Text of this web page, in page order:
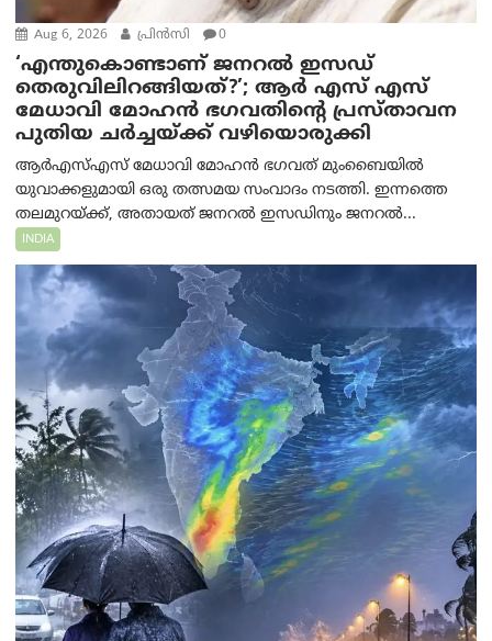
Aug 6, 2026 പ്രിന്‍സി 0
‘എന്തുകൊണ്ടാണ് ജനറൽ ഇസഡ്
തെരുവിലിറങ്ങിയത്?’; ആര്‍ എസ് എസ്
മേധാവി മോഹൻ ഭഗവതിന്റെ പ്രസ്താവന
പുതിയ ചര്‍ച്ചയ്ക്ക് വഴിയൊരുക്കി
ആർ‌എസ്‌എസ് മേധാവി മോഹൻ ഭഗവത് മുംബൈയിൽ
യുവാക്കളുമായി ഒരു തത്സമയ സംവാദം നടത്തി. ഇന്നത്തെ
തലമുറയ്ക്ക്, അതായത് ജനറൽ ഇസഡിനും ജനറൽ...
INDIA